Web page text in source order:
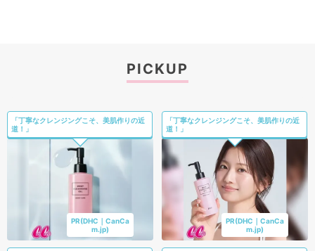
PICKUP
「丁寧なクレンジングこそ、美肌作りの近
道！」
PR(DHC｜CanCa
m.jp)
「丁寧なクレンジングこそ、美肌作りの近
道！」
PR(DHC｜CanCa
m.jp)